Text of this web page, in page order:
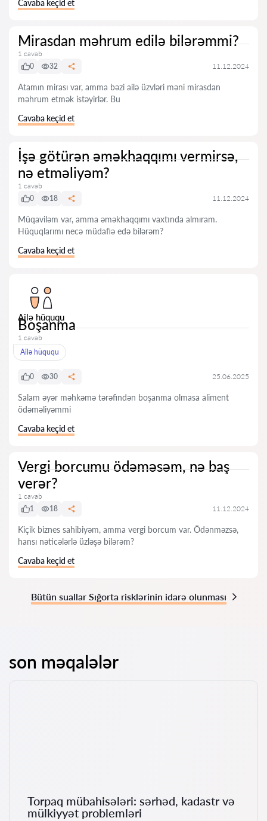
Cavaba keçid et
Mirasdan məhrum edilə bilərəmmi?
1 cavab
0
32 11.12.2024
Atamın mirası var, amma bəzi ailə üzvləri məni mirasdan
məhrum etmək istəyirlər. Bu
Cavaba keçid et
İşə götürən əməkhaqqımı vermirsə,
nə etməliyəm?
1 cavab
0
18 11.12.2024
Müqaviləm var, amma əməkhaqqımı vaxtında almıram.
Hüquqlarımı necə müdafiə edə bilərəm?
Cavaba keçid et
Ailə hüququ
Boşanma
1 cavab
Ailə hüququ
0 30 25.06.2025
Salam əyər məhkəmə tərəfindən boşanma olmasa aliment
ödəməliyəmmi
Cavaba keçid et
Vergi borcumu ödəməsəm, nə baş
verər?
1 cavab
1
18 11.12.2024
Kiçik biznes sahibiyəm, amma vergi borcum var. Ödənməzsə,
hansı nəticələrlə üzləşə bilərəm?
Cavaba keçid et
Bütün suallar Sığorta risklərinin idarə olunması
son məqalələr
Torpaq mübahisələri: sərhəd, kadastr və
mülkiyyət problemləri